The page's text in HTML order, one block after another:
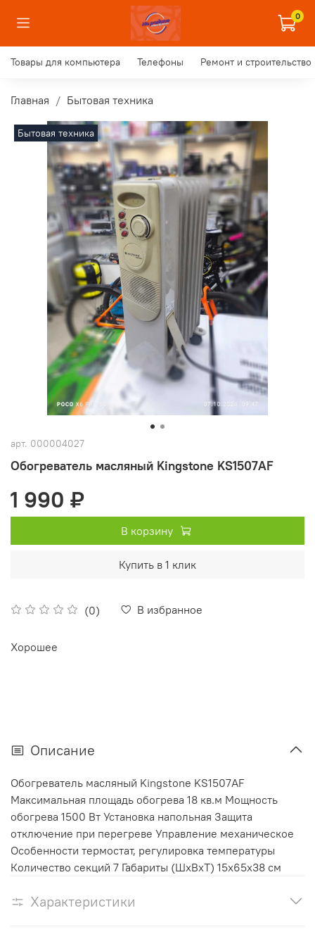
0
Товары для компьютера Телефоны Ремонт и строительство
Главная Бытовая техника
Бытовая техника
арт. 000004027
Обогреватель масляный Kingstone KS1507AF
(0) В избранное
1 990 ₽
В корзину
Купить в 1 клик
Хорошее
Описание
Обогреватель масляный Kingstone KS1507AF
Максимальная площадь обогрева 18 кв.м Мощность
обогрева 1500 Вт Установка напольная Защита
отключение при перегреве Управление механическое
Особенности термостат, регулировка температуры
Количество секций 7 Габариты (ШхВхТ) 15x65x38 см
Характеристики